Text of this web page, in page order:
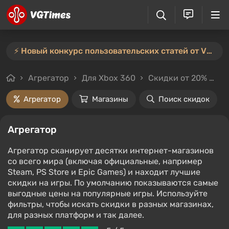
⚡️ Новый конкурс пользовательских статей от VGTimes — участвуйте тут ⚡️
Агрегатор Для Xbox 360 Скидки от 20%
Агрегатор Магазины Поиск скидок
Агрегатор
Агрегатор сканирует десятки интернет-магазинов
со всего мира (включая официальные, например
Steam, PS Store и Epic Games) и находит лучшие
скидки на игры. По умолчанию показываются самые
выгодные цены на популярные игры. Используйте
фильтры, чтобы искать скидки в разных магазинах,
для разных платформ и так далее.